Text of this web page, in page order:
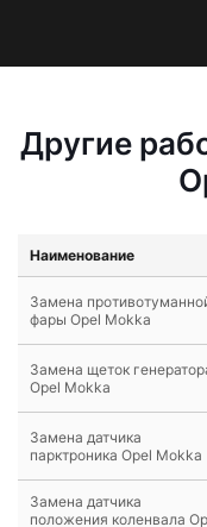
Другие
Наименование
Замена
фары Opel Mokka
Замена щеток
Opel Mokka
Замена датчика
парктроника Opel Mokka
Замена датчика
положения коленвала